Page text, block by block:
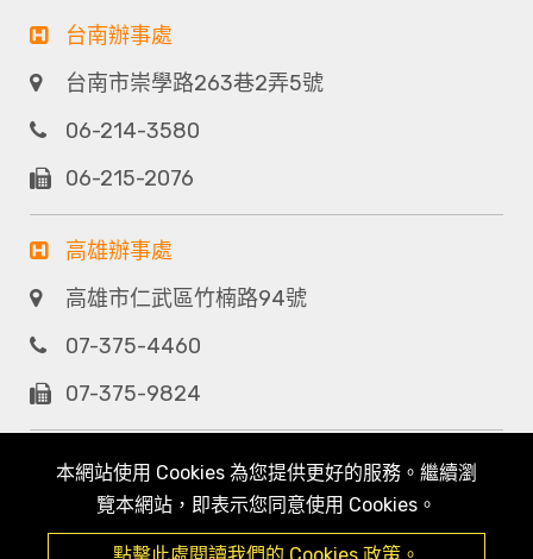
本網站使用 Cookies 為您提供更好的服務。繼續瀏
覽本網站，即表示您同意使用 Cookies。
台南辦事處
台南市崇學路263巷2弄5號
06-214-3580
06-215-2076
高雄辦事處
高雄市仁武區竹楠路94號
07-375-4460
07-375-9824